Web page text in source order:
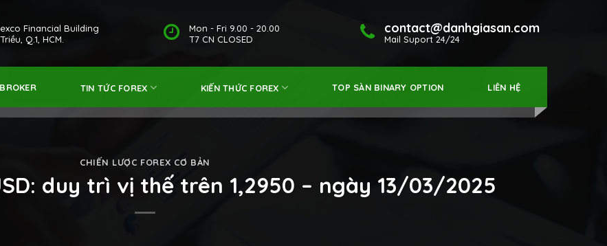
contact@danhgiasan.com
Mail Suport 24/24
Mon - Fri 9.00 - 20.00
T7 CN CLOSED
Financial Building
Q.1, HCM.
TIN TỨC FOREX KIẾN THỨC FOREX TOP SÀN BINARY OPTION LIÊN HỆ
CHIẾN LƯỢC FOREX CƠ BẢN
duy trì vị thế trên 1,2950 – ngày 13/03/2025